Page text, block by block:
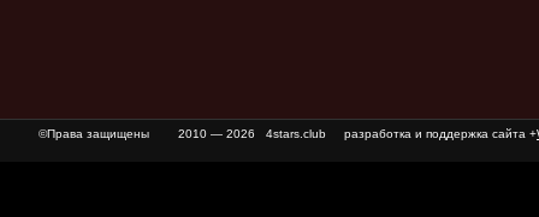
©Права защищены 2010 — 2026 4stars.club разработка и поддержка сайта +